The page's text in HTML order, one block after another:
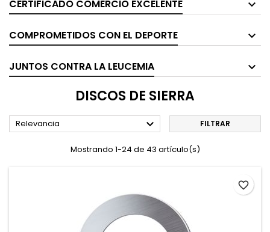
CERTIFICADO COMERCIO EXCELENTE
COMPROMETIDOS CON EL DEPORTE
JUNTOS CONTRA LA LEUCEMIA
DISCOS DE SIERRA
Relevancia  FILTRAR
Mostrando 1-24 de 43 artículo(s)
favorite_border